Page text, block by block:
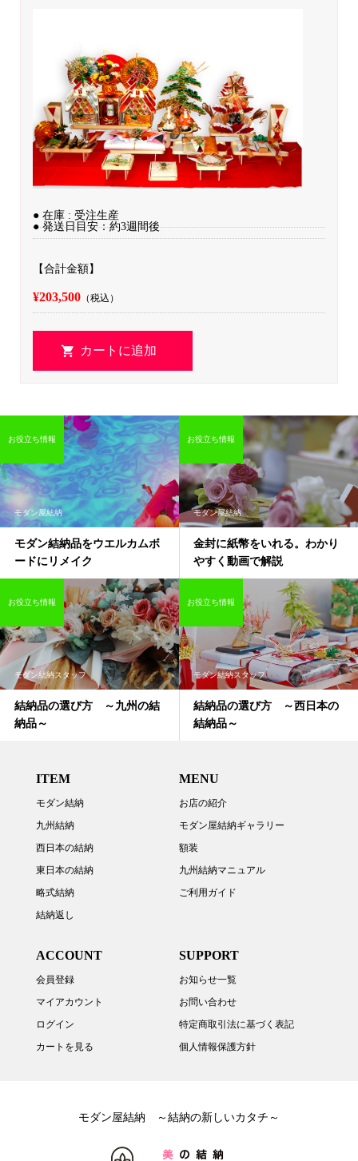
● 在庫 : 受注生産
● 発送日目安：約3週間後
【合計金額】
¥203,500（税込）
モダン屋結納
モダン結納品をウエルカムボ
ードにリメイク
お役立ち情報
モダン屋結納
金封に紙幣をいれる。わかり
やすく動画で解説
お役立ち情報
モダン結納スタッフ
結納品の選び方 ～九州の結
納品～
お役立ち情報
モダン結納スタッフ
結納品の選び方 ～西日本の
結納品～
お役立ち情報
ITEM
モダン結納
九州結納
西日本の結納
東日本の結納
略式結納
結納返し
MENU
お店の紹介
モダン屋結納ギャラリー
額装
九州結納マニュアル
ご利用ガイド
ACCOUNT
会員登録
マイアカウント
ログイン
カートを見る
SUPPORT
お知らせ一覧
お問い合わせ
特定商取引法に基づく表記
個人情報保護方針
モダン屋結納 ～結納の新しいカタチ～